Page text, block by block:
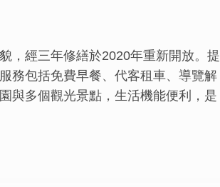
，經三年修繕於2020年重新開放。提
務包括免費早餐、代客租車、導覽解
與多個觀光景點，生活機能便利，是